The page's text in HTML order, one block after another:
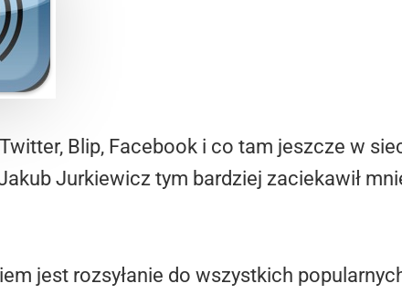
Blip, Facebook i co tam jeszcze w
Jurkiewicz tym bardziej zaciekawił
jest rozsyłanie do wszystkich